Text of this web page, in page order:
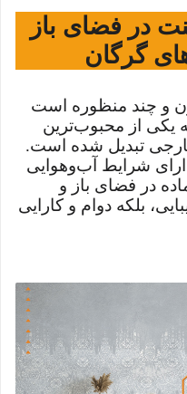
در فضای باز
گرگان
و چند منظوره است
یکی از محبوب‌ترین
تبدیل شده است.
شرایط آب‌وهوایی
در فضای باز و
بلکه دوام و کارایی